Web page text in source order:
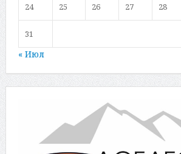
24 25 26 27 28
31
« Июл